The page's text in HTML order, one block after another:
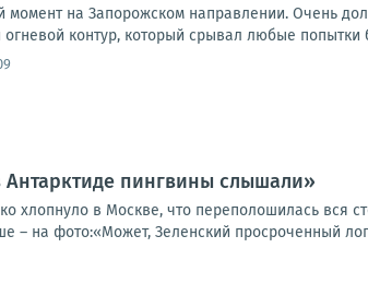
момент на Запорожском направлении. Очень
контур, который срывал любые попытки
Антарктиде пингвины слышали»
хлопнуло в Москве, что переполошилась вся
– на фото:«Может, Зеленский просроченный